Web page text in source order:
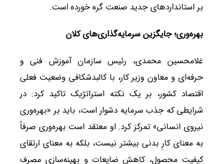
بر استانداردهای جدید صنعت گره خورده است.
بهره‌وری؛ جایگزین سرمایه‌گذاری‌های کلان
غلامحسین محمدی، رئیس سازمان آموزش فنی و
حرفه‌ای و معاون وزیر کار، با کالبدشکافی وضعیت فعلی
اقتصاد کشور، بر یک نکته استراتژیک تاکید کرد: در
شرایطی که جذب سرمایه دشوار است، باید بر «بهره‌وری
نیروی انسانی» تمرکز کرد. او معتقد است بهره‌وری صرفاً
به معنای کارِ بدنی بیشتر نیست، بلکه به معنای ارتقای
کیفیت محصول، کاهش ضایعات و بهینه‌سازی مصرف